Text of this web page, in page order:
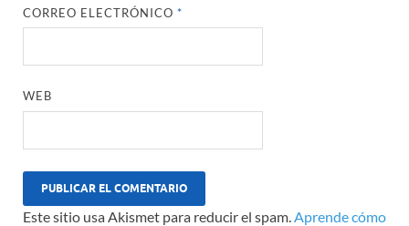
CORREO ELECTRÓNICO*
WEB
Este sitio usa Akismet para reducir el spam.Aprende cómo